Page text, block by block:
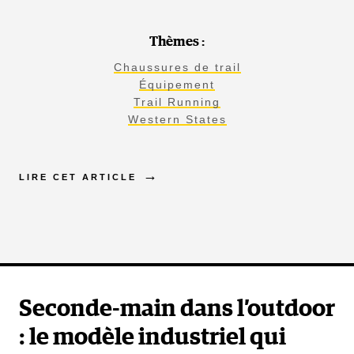
Lange est une référence en alpin depuis des dizaines
Thèmes :
Chaussures de trail
Équipement
Trail Running
Western States
LIRE CET ARTICLE
Seconde-main dans l’outdoor
: le modèle industriel qui